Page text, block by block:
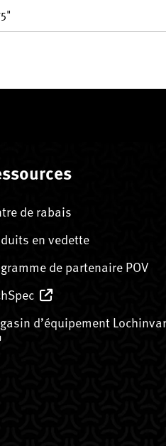
de rabais
en vedette
de partenaire POV
d’équipement Lochinvar